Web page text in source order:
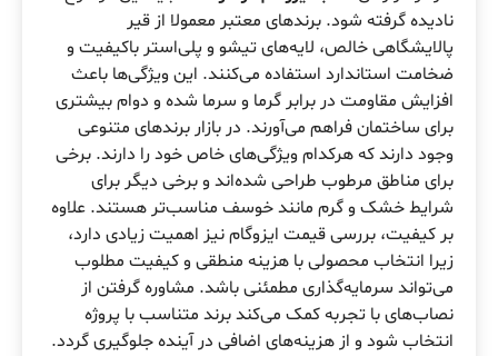
نادیده گرفته شود. برندهای معتبر معمولا از قیر
پالایشگاهی خالص، لایه‌های تیشو و پلی‌استر باکیفیت و
ضخامت استاندارد استفاده می‌کنند. این ویژگی‌ها باعث
افزایش مقاومت در برابر گرما و سرما شده و دوام بیشتری
برای ساختمان فراهم می‌آورند. در بازار برندهای متنوعی
وجود دارند که هرکدام ویژگی‌های خاص خود را دارند. برخی
برای مناطق مرطوب طراحی شده‌اند و برخی دیگر برای
شرایط خشک و گرم مانند خوسف مناسب‌تر هستند. علاوه
بر کیفیت، بررسی قیمت ایزوگام نیز اهمیت زیادی دارد،
زیرا انتخاب محصولی با هزینه منطقی و کیفیت مطلوب
می‌تواند سرمایه‌گذاری مطمئنی باشد. مشاوره گرفتن از
نصاب‌های با تجربه کمک می‌کند برند متناسب با پروژه
انتخاب شود و از هزینه‌های اضافی در آینده جلوگیری گردد.